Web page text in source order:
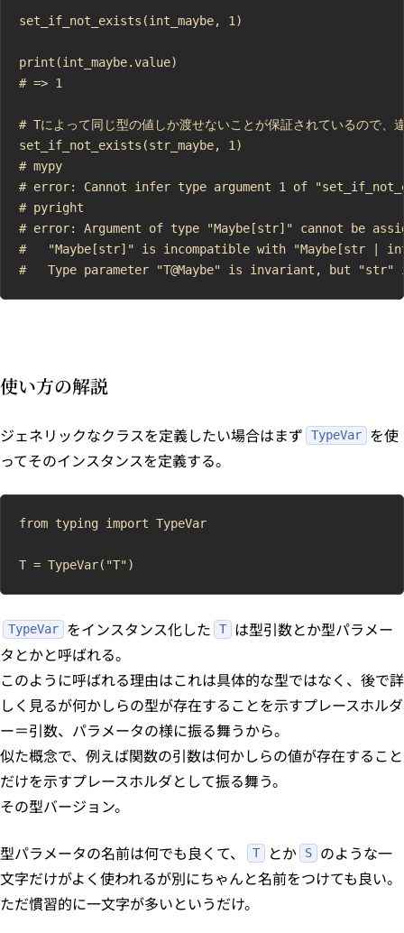
set_if_not_exists(int_maybe, 1)
print(int_maybe.value)
# => 1
# Tによって同じ型の値しか渡せないことが保証されているので、
set_if_not_exists(str_maybe, 1)
# mypy
# error: Cannot infer type argument 1 of
# pyright
# error: Argument of type "Maybe[str]" cannot be
#   "Maybe[str]" is incompatible with "Maybe[str |
使い方の解説
ジェネリックなクラスを定義したい場合はまず TypeVar
を使
ってそのインスタンスを定義する。
from typing import TypeVar
TypeVar をインスタンス化した T
は型引数とか型パラメー
タとかと呼ばれる。
このように呼ばれる理由はこれは具体的な型ではなく、後で詳
しく見るが何かしらの型が存在することを示すプレースホルダ
ー＝引数、パラメータの様に振る舞うから。
似た概念で、例えば関数の引数は何かしらの値が存在すること
だけを示すプレースホルダとして振る舞う。
その型バージョン。
型パラメータの名前は何でも良くて、 T とか S
のような一
文字だけがよく使われるが別にちゃんと名前をつけても良い。
ただ慣習的に一文字が多いというだけ。